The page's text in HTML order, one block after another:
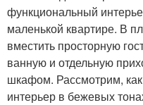
функциональный
маленькой квартире. В
вместить просторную
ванную и отдельную
шкафом. Рассмотрим,
интерьер в бежевых